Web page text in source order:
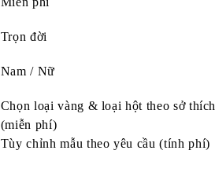
Trọn đời
Nam / Nữ
Chọn loại vàng & loại hột theo sở thích
(miễn phí)
Tùy chỉnh mẫu theo yêu cầu (tính phí)